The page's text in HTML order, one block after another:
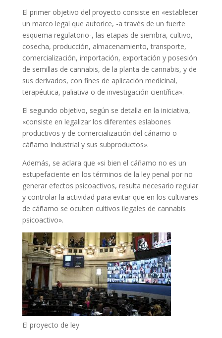
El primer objetivo del proyecto consiste en «establecer
un marco legal que autorice, -a través de un fuerte
esquema regulatorio-, las etapas de siembra, cultivo,
cosecha, producción, almacenamiento, transporte,
comercialización, importación, exportación y posesión
de semillas de cannabis, de la planta de cannabis, y de
sus derivados, con fines de aplicación medicinal,
terapéutica, paliativa o de investigación científica».
El segundo objetivo, según se detalla en la iniciativa,
«consiste en legalizar los diferentes eslabones
productivos y de comercialización del cáñamo o
cáñamo industrial y sus subproductos».
Además, se aclara que «si bien el cáñamo no es un
estupefaciente en los términos de la ley penal por no
generar efectos psicoactivos, resulta necesario regular
y controlar la actividad para evitar que en los cultivares
de cáñamo se oculten cultivos ilegales de cannabis
psicoactivo».
El proyecto de ley